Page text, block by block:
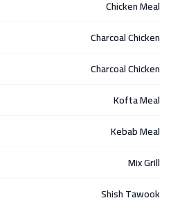
Chicken Meal
Charcoal Chicken
Charcoal Chicken
Kofta Meal
Kebab Meal
Mix Grill
Shish Tawook